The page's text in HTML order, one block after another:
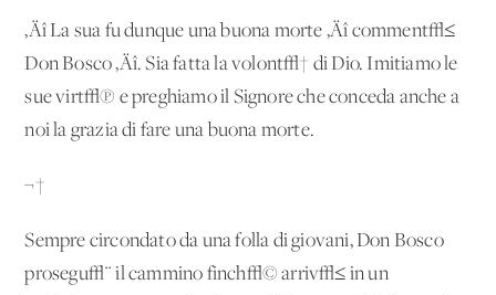
‚Äî La sua fu dunque una buona morte ‚Äî comment√≤
Don Bosco ‚Äî. Sia fatta la volont√† di Dio. Imitiamo le
sue virt√π e preghiamo il Signore che conceda anche a
noi la grazia di fare una buona morte.
¬†
Sempre circondato da una folla di giovani, Don Bosco
prosegu√¨ il cammino finch√© arriv√≤ in un